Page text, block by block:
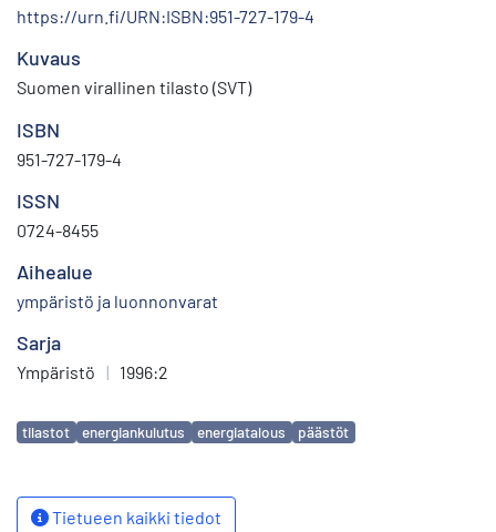
https://urn.fi/URN:ISBN:951-727-179-4
Kuvaus
Suomen virallinen tilasto (SVT)
ISBN
951-727-179-4
ISSN
0724-8455
Aihealue
ympäristö ja luonnonvarat
Sarja
Ympäristö | 1996:2
Avainsanat
tilastot energiankulutus energiatalous päästöt
Tietueen kaikki tiedot